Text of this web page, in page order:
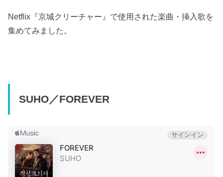
Netflix『京城クリーチャー』で使用された楽曲・挿入歌を
集めてみました。
SUHO／FOREVER